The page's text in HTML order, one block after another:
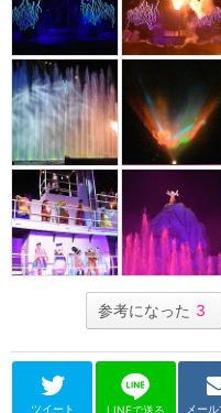
参考になった 3
ツイート LINEで送る メー